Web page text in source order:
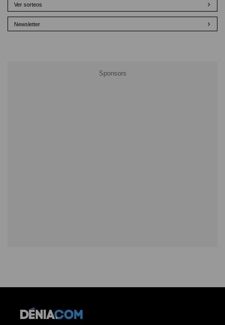
Ver sorteos
Newsletter